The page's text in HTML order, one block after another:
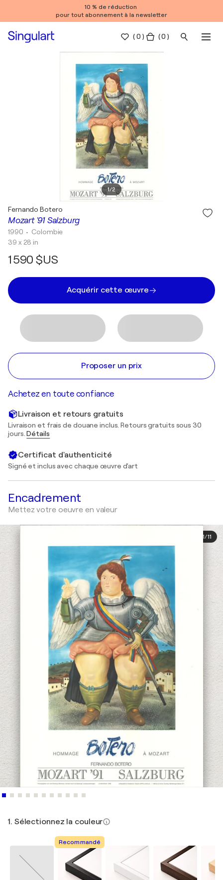
10 % de réduction
pour tout abonnement à la newsletter
(0 ) ( 0 )
1/2
Mozart '91 Salzburg
Fernando Botero
1990 • Colombie
39 x 28 in
1 590 $US
Acquérir cette œuvre
Proposer un prix
Achetez en toute confiance
Livraison et retours gratuits
Livraison et frais de douane inclus. Retours gratuits sous 30
jours.Détails
Certificat d'authenticité
Signé et inclus avec chaque œuvre d'art
Encadrement
Mettez votre oeuvre en valeur
1/11
1. Sélectionnez la couleur
Recommandé